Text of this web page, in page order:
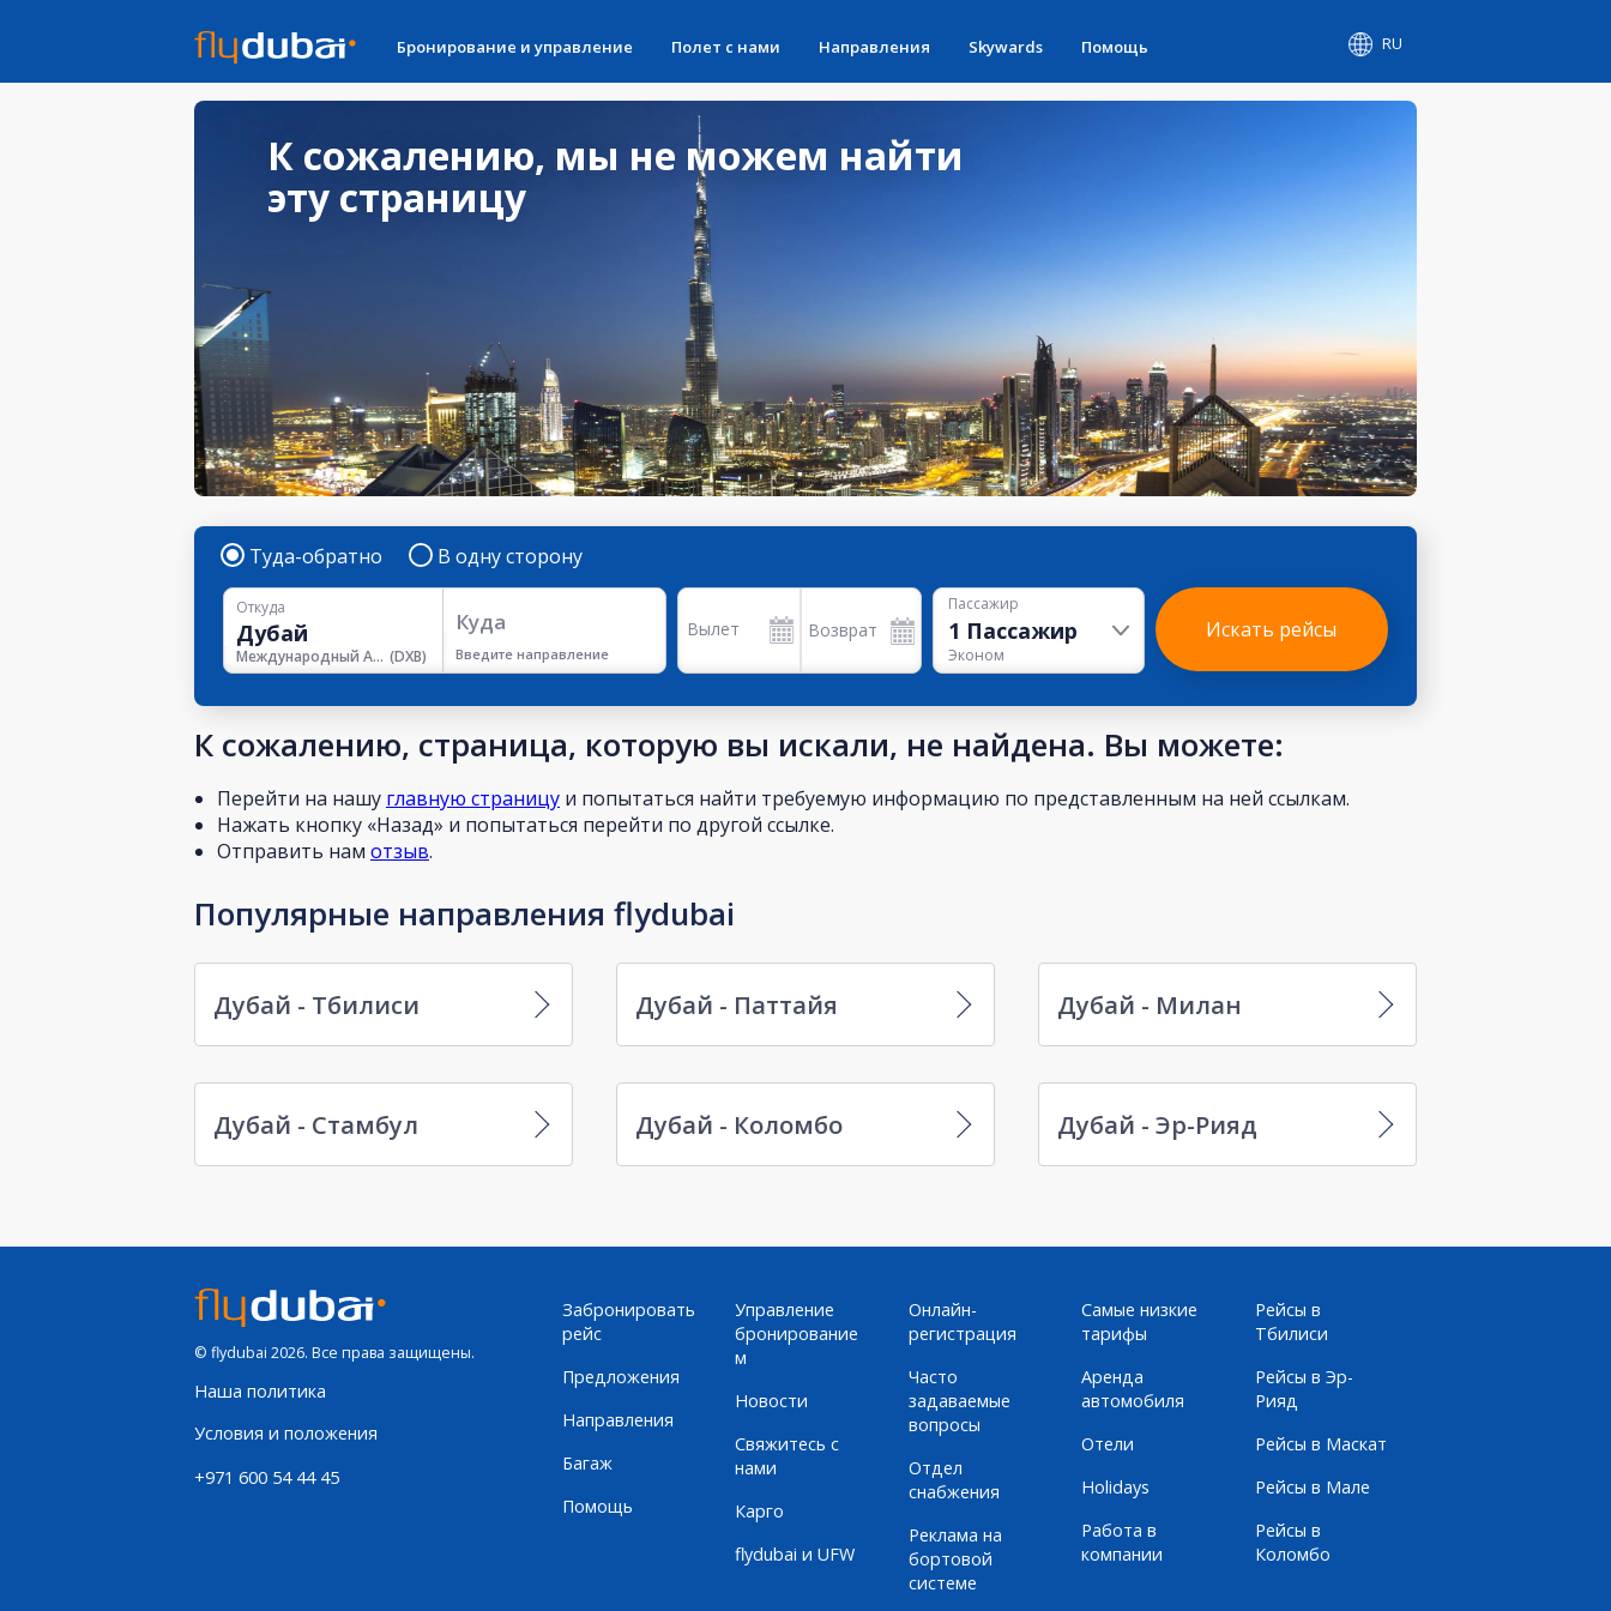
Бронирование и управление Полет с нами Направления Skywards Помощь RU
К сожалению, мы не можем найти
эту страницу
Туда-обратно В одну сторону
Откуда
Международный Аэропорт Дубая (DXB)
Куда
Введите направление
Вылет Возврат
Пассажир
1 Пассажир
Эконом
Искать рейсы
К сожалению, страница, которую вы искали, не найдена. Вы можете:
Перейти на нашу главную страницу и попытаться найти требуемую информацию по представленным на ней ссылкам.
Нажать кнопку «Назад» и попытаться перейти по другой ссылке.
Отправить нам отзыв.
Популярные направления flydubai
Дубай - Тбилиси Дубай - Паттайя Дубай - Милан
Дубай - Стамбул Дубай - Коломбо Дубай - Эр-Рияд
© flydubai 2026. Все права защищены.
Наша политика
Условия и положения
+971 600 54 44 45
Забронировать
рейс
Предложения
Направления
Багаж
Помощь
Управление
бронирование
м
Новости
Свяжитесь с
нами
Карго
flydubai и UFW
Онлайн-
регистрация
Часто
задаваемые
вопросы
Отдел
снабжения
Реклама на
бортовой
системе
Самые низкие
тарифы
Аренда
автомобиля
Отели
Holidays
Работа в
компании
Рейсы в
Тбилиси
Рейсы в Эр-
Рияд
Рейсы в Маскат
Рейсы в Мале
Рейсы в
Коломбо